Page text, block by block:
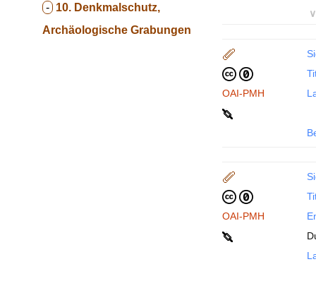
- 10. Denkmalschutz,
Archäologische Grabungen
∨
OAI-PMH
OAI-PMH